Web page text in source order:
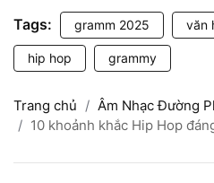
Tags: gramm 2025 văn
hip hop grammy
Trang chủ
Âm Nhạc Đường
10 khoảnh khắc Hip Hop